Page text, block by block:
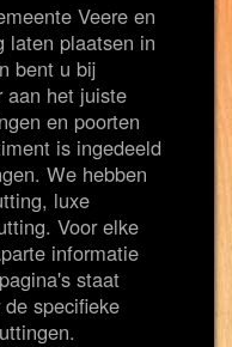
Veere en
laten plaatsen in
bent u bij
aan het juiste
en poorten
is ingedeeld
We hebben
luxe
Voor elke
informatie
staat
specifieke